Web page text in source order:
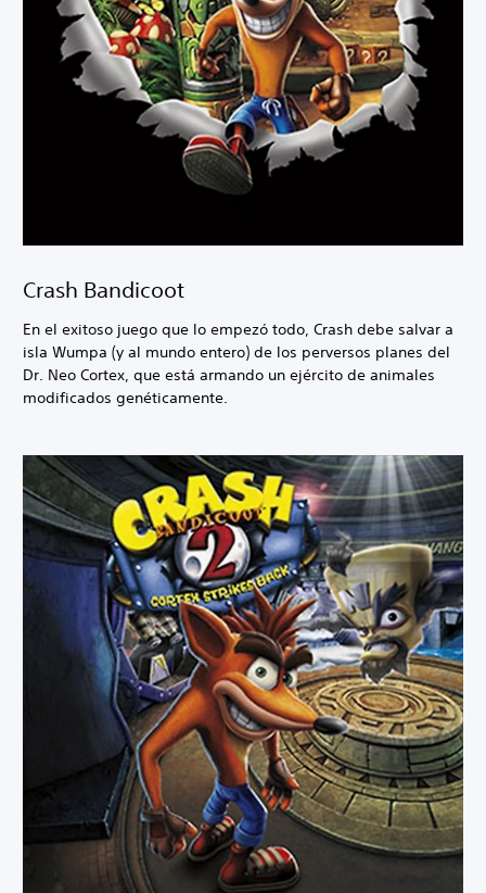
Crash Bandicoot
En el exitoso juego que lo empezó todo, Crash debe salvar a
isla Wumpa (y al mundo entero) de los perversos planes del
Dr. Neo Cortex, que está armando un ejército de animales
modificados genéticamente.